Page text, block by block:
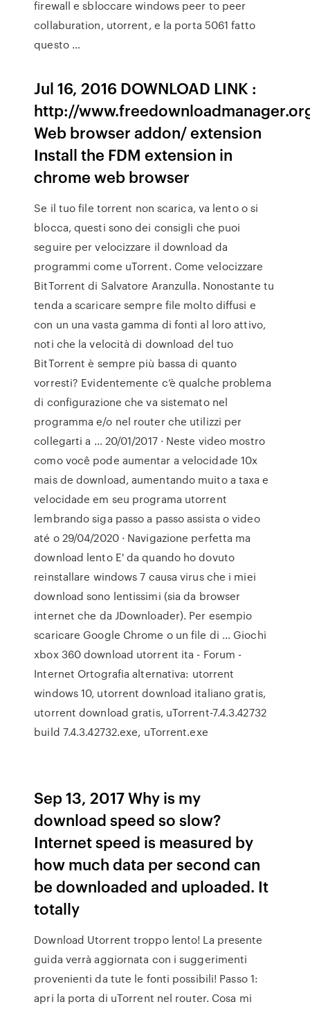
firewall e sbloccare windows peer to peer
collaburation, utorrent, e la porta 5061 fatto
questo …
Jul 16, 2016 DOWNLOAD LINK :
http://
Web browser addon/ extension
Install the FDM extension in
chrome web browser
Se il tuo file torrent non scarica, va lento o si
blocca, questi sono dei consigli che puoi
seguire per velocizzare il download da
programmi come uTorrent. Come velocizzare
BitTorrent di Salvatore Aranzulla. Nonostante tu
tenda a scaricare sempre file molto diffusi e
con un una vasta gamma di fonti al loro attivo,
noti che la velocità di download del tuo
BitTorrent è sempre più bassa di quanto
vorresti? Evidentemente c’è qualche problema
di configurazione che va sistemato nel
programma e/o nel router che utilizzi per
collegarti a … 20/01/2017 · Neste video mostro
como você pode aumentar a velocidade 10x
mais de download, aumentando muito a taxa e
velocidade em seu programa utorrent
lembrando siga passo a passo assista o video
até o 29/04/2020 · Navigazione perfetta ma
download lento E' da quando ho dovuto
reinstallare windows 7 causa virus che i miei
download sono lentissimi (sia da browser
internet che da JDownloader). Per esempio
scaricare Google Chrome o un file di … Giochi
xbox 360 download utorrent ita - Forum -
Internet Ortografia alternativa: utorrent
windows 10, utorrent download italiano gratis,
utorrent download gratis, uTorrent-7.4.3.42732
build 7.4.3.42732.exe, uTorrent.exe
Sep 13, 2017 Why is my
download speed so slow?
Internet speed is measured by
how much data per second can
be downloaded and uploaded. It
totally
Download Utorrent troppo lento! La presente
guida verrà aggiornata con i suggerimenti
provenienti da tute le fonti possibili! Passo 1:
apri la porta di uTorrent nel router. Cosa mi